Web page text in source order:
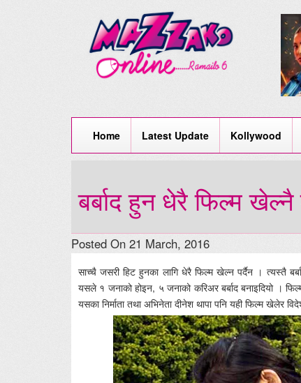
Home Latest Update Kollywood
बर्बाद हुन धेरै फिल्म खेल्नै
Posted On 21 March, 2016
साच्चै जसरी हिट हुनका लागि धेरै फिल्म खेल्न पर्दैन । त्यस्तै
यसले १ जनाको होइन, ५ जनाको करिअर बर्बाद बनाइदियो ।
यसका निर्माता तथा अभिनेता दीनेश थापा पनि यही फिल्म खेलेर